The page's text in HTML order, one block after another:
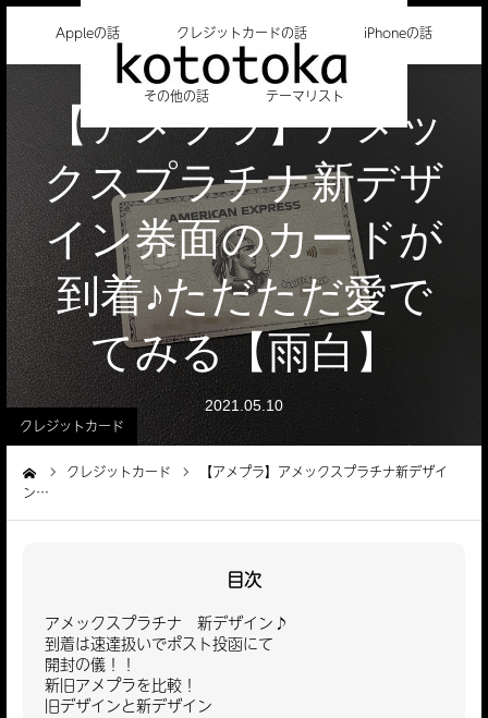
Appleの話 クレジットカードの話 iPhoneの話
その他の話 テーマリスト
【アメプラ】アメッ
クスプラチナ新デザ
イン券面のカードが
到着♪ただただ愛で
てみる【雨白】
2021.05.10
クレジットカード
クレジットカード
【アメプラ】アメックスプラチナ新デザイ
ン…
目次
アメックスプラチナ 新デザイン♪
到着は速達扱いでポスト投函にて
開封の儀！！
新旧アメプラを比較！
旧デザインと新デザイン